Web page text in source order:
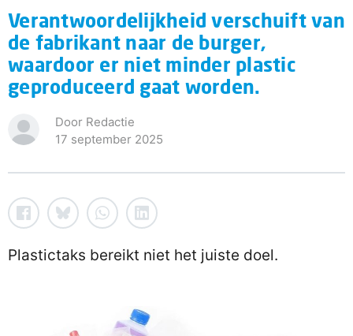
Verantwoordelijkheid verschuift van
de fabrikant naar de burger,
waardoor er niet minder plastic
geproduceerd gaat worden.
Door Redactie
17 september 2025
Plastictaks bereikt niet het juiste doel.